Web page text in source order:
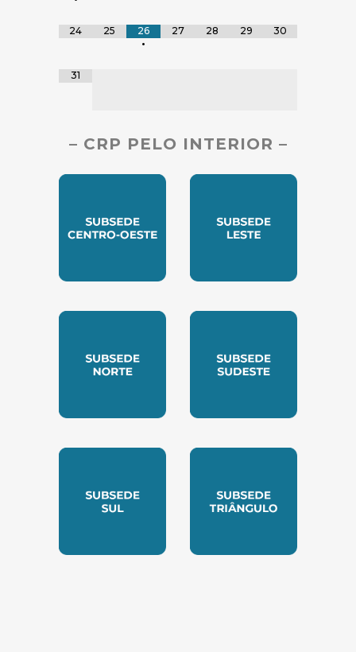
24 25
26
•
27 28 29 30
31
– CRP PELO INTERIOR –